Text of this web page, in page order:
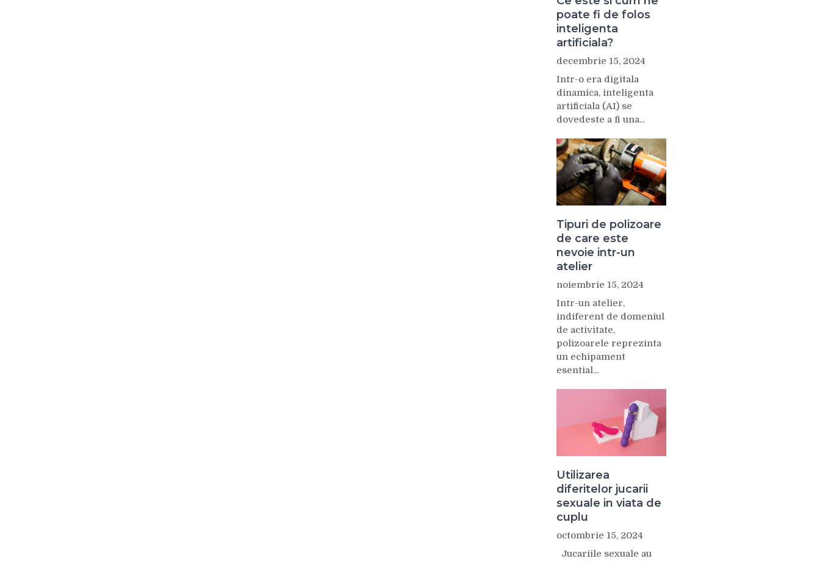
poate fi de folos
inteligenta
artificiala?
decembrie 15, 2024
Intr-o era digitala
dinamica, inteligenta
artificiala (AI) se
dovedeste a fi una...
Tipuri de polizoare
de care este
nevoie intr-un
atelier
noiembrie 15, 2024
Intr-un atelier,
indiferent de domeniul
de activitate,
polizoarele reprezinta
un echipament
esential...
Utilizarea
diferitelor jucarii
sexuale in viata de
cuplu
octombrie 15, 2024
Jucariile sexuale au